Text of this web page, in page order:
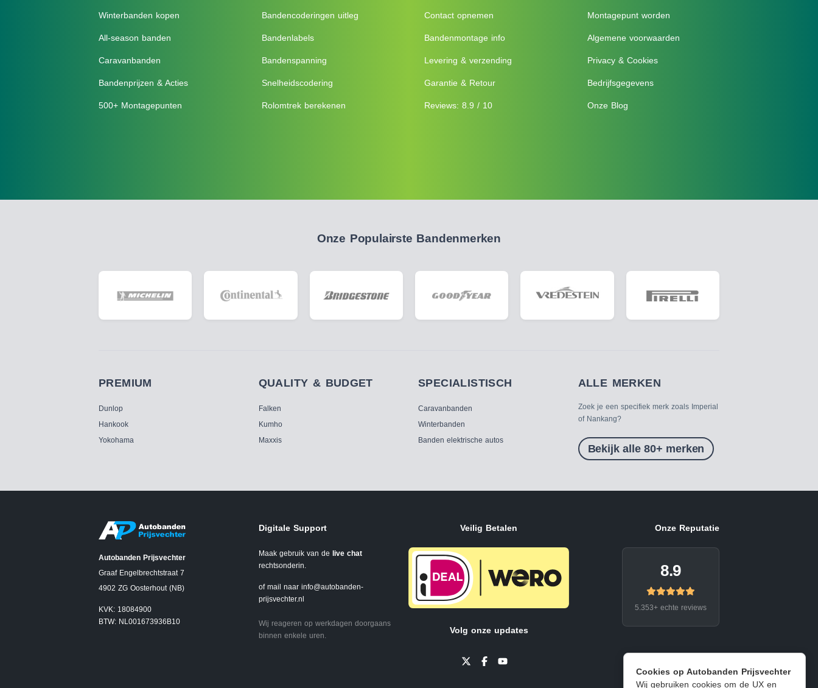
Cookies op Autobanden Prijsvechter
Wij gebruiken cookies om de UX en
Winterbanden kopen
All-season banden
Caravanbanden
Bandenprijzen & Acties
500+ Montagepunten
Bandencoderingen uitleg
Bandenlabels
Bandenspanning
Snelheidscodering
Rolomtrek berekenen
Contact opnemen
Bandenmontage info
Levering & verzending
Garantie & Retour
Reviews: 8.9 / 10
Montagepunt worden
Algemene voorwaarden
Privacy & Cookies
Bedrijfsgegevens
Onze Blog
Onze Populairste Bandenmerken
PREMIUM
Dunlop
Hankook
Yokohama
QUALITY & BUDGET
Falken
Kumho
Maxxis
SPECIALISTISCH
Caravanbanden
Winterbanden
Banden elektrische autos
ALLE MERKEN
Zoek je een specifiek merk zoals Imperial
of Nankang?
Bekijk alle 80+ merken
Autobanden Prijsvechter
Graaf Engelbrechtstraat 7
4902 ZG Oosterhout (NB)
KVK: 18084900
BTW: NL001673936B10
Digitale Support
Maak gebruik van de live chat
rechtsonderin.
of mail naar info@autobanden-
prijsvechter.nl
Wij reageren op werkdagen doorgaans
binnen enkele uren.
Veilig Betalen
Volg onze updates
Onze Reputatie
8.9
5.353+ echte reviews